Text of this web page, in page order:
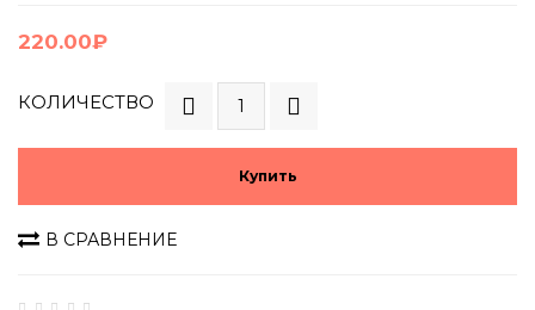
220.00₽
КОЛИЧЕСТВО
Купить
В СРАВНЕНИЕ